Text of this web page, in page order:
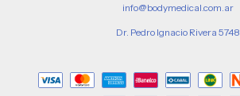
info@bodymedical.com.ar
Dr. Pedro Ignacio Rivera 5748